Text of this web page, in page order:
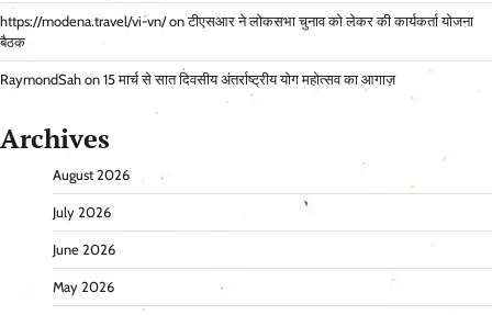
https://modena.travel/vi-vn/onटीएसआर ने लोकसभा चुनाव को लेकर की कार्यकर्ता योजना
बैठक
RaymondSah on 15 मार्च से सात दिवसीय अंतर्राष्ट्रीय योग महोत्सव का आगाज़
Archives
August 2026
July 2026
June 2026
May 2026